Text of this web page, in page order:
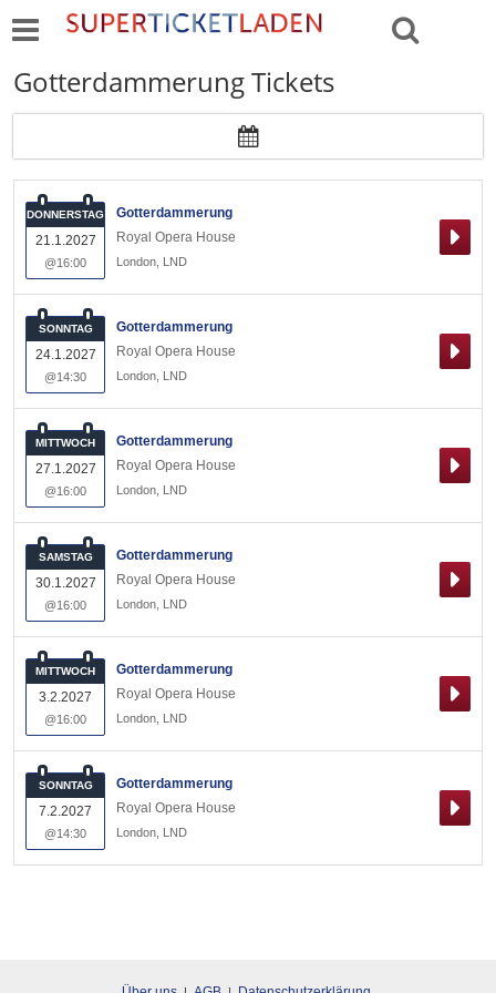
Gotterdammerung Tickets
Gotterdammerung
Royal Opera House
London LND
DONNERSTAG
21.1.2027
@16:00
Gotterdammerung
Royal Opera House
London LND
SONNTAG
24.1.2027
@14:30
Gotterdammerung
Royal Opera House
London LND
MITTWOCH
27.1.2027
@16:00
Gotterdammerung
Royal Opera House
London LND
SAMSTAG
30.1.2027
@16:00
Gotterdammerung
Royal Opera House
London LND
MITTWOCH
3.2.2027
@16:00
Gotterdammerung
Royal Opera House
London LND
SONNTAG
7.2.2027
@14:30